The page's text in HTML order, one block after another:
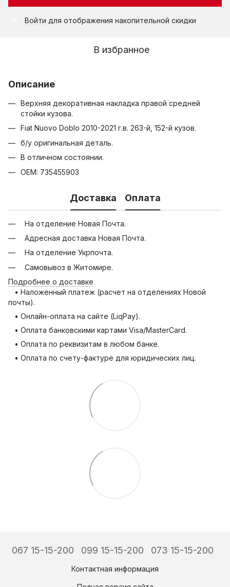
Войти для отображения накопительной скидки
В избранное
Описание
Верхняя декоративная накладка правой средней
стойки кузова.
Fiat Nuovo Doblo 2010-2021 г.в. 263-й, 152-й кузов.
б/у оригинальная деталь.
В отличном состоянии.
OEM: 735455903
Доставка Оплата
На отделение Новая Почта.
Адресная доставка Новая Почта.
На отделение Укрпочта.
Самовывоз в Житомире.
Подробнее о доставке
• Наложенный платеж (расчет на отделениях Новой
почты).
• Онлайн-оплата на сайте (LiqPay).
• Оплата банковскими картами Visa/MasterCard.
• Оплата по реквизитам в любом банке.
• Оплата по счету-фактуре для юридических лиц.
067 15-15-200 099 15-15-200 073 15-15-200
Контактная информация